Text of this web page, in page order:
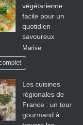
végétarienne
facile pour un
quotidien
savoureux
Marise
Les cuisines
régionales de
France : un tour
gourmand à